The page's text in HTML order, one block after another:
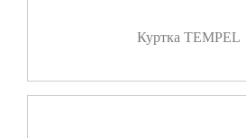
Куртка TEMPEL